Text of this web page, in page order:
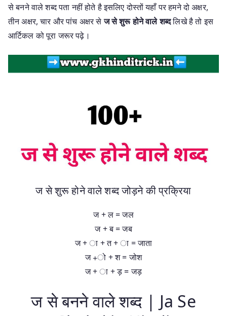
से बनने वाले शब्द पता नहीं होते है इसलिए दोस्तों यहाँ पर हमने दो अक्षर,
तीन अक्षर, चार और पांच अक्षर सेज से शुरू होने वाले शब्दलिखे है तो इस
आर्टिकल को पूरा जरूर पढ़े।
ज से शुरू होने वाले शब्द जोड़ने की प्रक्रिया
ज + ल = जल
ज + ब = जब
ज + ा + त + ा = जाता
ज +ो + श = जोश
ज + ा + ड़ = जड़
ज से बनने वाले शब्द | Ja Se